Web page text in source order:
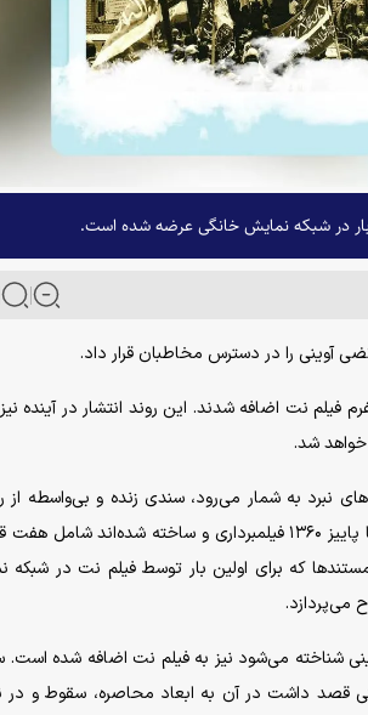
بار در شبکه نمایش خانگی عرضه شده است.
آوینی را در دسترس مخاطبان قرار داد.
فیلم نت اضافه شدند. این روند انتشار در آینده
خواهد شد.
نبرد به شمار می‌رود، سندی زنده و بی‌واسطه از
ابتدایی جنگ و ماجرای اشغال خرمشهر است. این آثار که در فاصله زمستان ۱۳۵۹ تا پاییز ۱۳۶۰ فیلمبرداری و ساخته
داده‌اند. این مستند‌ها که برای اولین بار توسط فیلم نت در
می‌پردازد.
شناخته می‌شود نیز به فیلم نت اضافه شده
پیش‌بینی شده بود، اواخر سال ۱۳۷۱ آغاز شد و آوینی قصد داشت در آن به ابعاد محاصره،